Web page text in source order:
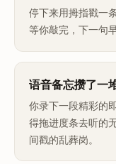
停下来用拇指戳一
等你敲完，下一句
语音备忘攒了一
你录下一段精彩的
得拖进度条去听的
间戳的乱葬岗。